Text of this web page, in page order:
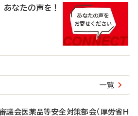
なたの声を！
一覧
議会医薬品等安全対策部会（厚労省H